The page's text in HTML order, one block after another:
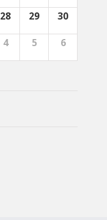
28 29 30
4 5 6